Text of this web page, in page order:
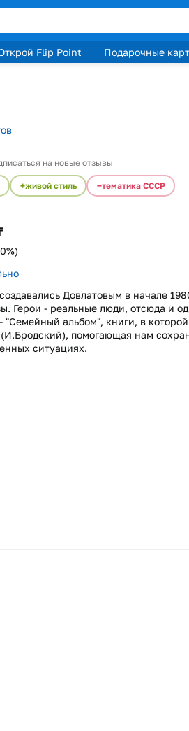
Flip Point Подарочные
на новые отзывы
живой стиль тематика СССР
Довлатовым в начале
Герои - реальные люди, отсюда и
альбом", книги, в
помогающая нам
ситуациях.